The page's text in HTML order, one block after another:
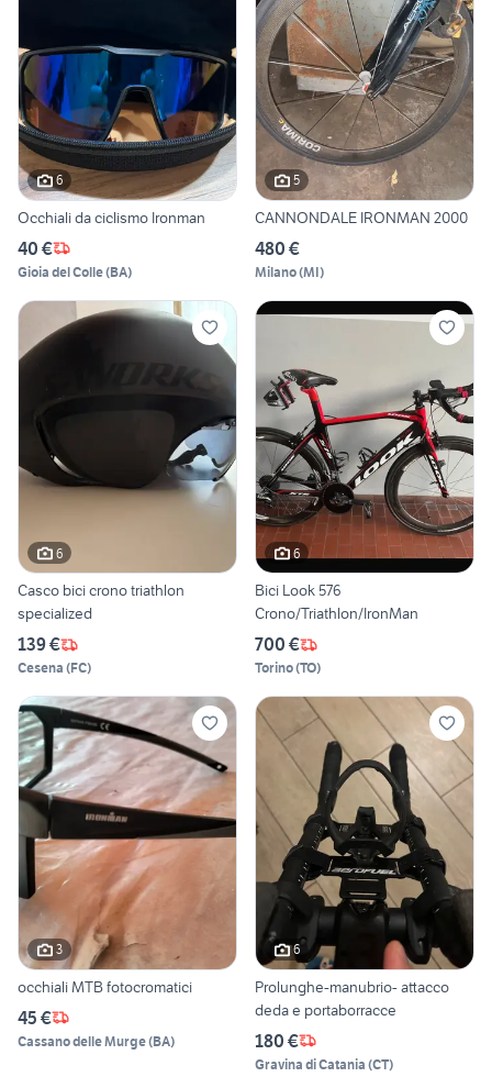
6
Occhiali da ciclismo Ironman
40 €
Gioia del Colle(BA)
5
CANNONDALE IRONMAN 2000
480 €
Milano(MI)
6
Casco bici crono triathlon
specialized
139 €
Cesena (FC)
6
Bici Look 576
Crono/Triathlon/IronMan
700 €
Torino(TO)
3
occhiali MTB fotocromatici
45 €
Cassano delle Murge(BA)
6
Prolunghe-manubrio- attacco
deda e portaborracce
180 €
Gravina di Catania (CT)